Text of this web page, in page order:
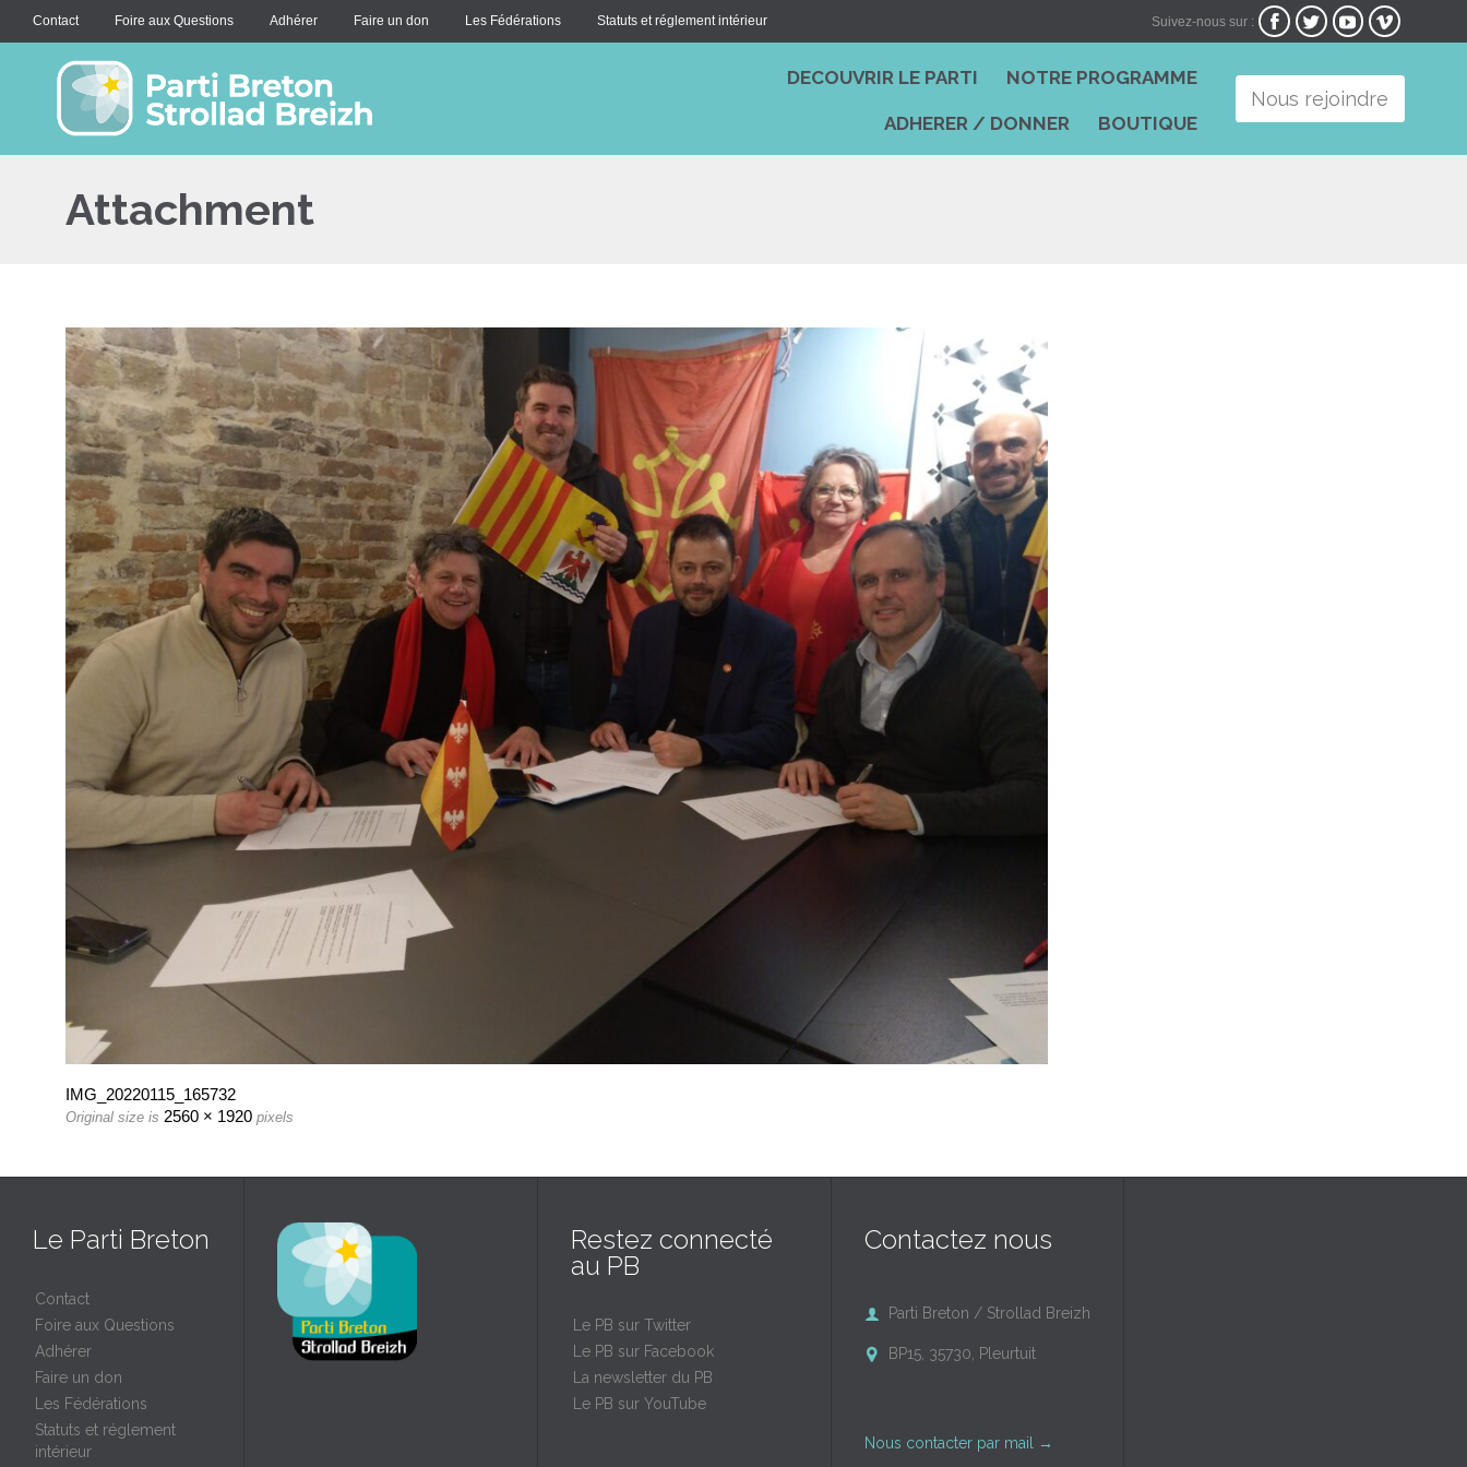
Contact Foire aux Questions Adhérer Faire un don Les Fédérations Statuts et réglement intérieur Suivez-nous sur :    
content
DECOUVRIR LE PARTI NOTRE PROGRAMME
ADHERER / DONNER BOUTIQUE
Nous rejoindre
Attachment
IMG_20220115_165732
Original size is 2560 × 1920 pixels
Le Parti Breton
Contact
Foire aux Questions
Adhérer
Faire un don
Les Fédérations
Statuts et réglement
intérieur
Restez connecté
au PB
Le PB sur Twitter
Le PB sur Facebook
La newsletter du PB
Le PB sur YouTube
Contactez nous
 Parti Breton / Strollad Breizh
 BP15, 35730, Pleurtuit
Nous contacter par mail →